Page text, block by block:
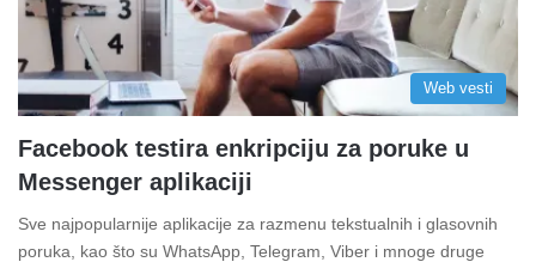
Web vesti
Facebook testira enkripciju za poruke u
Messenger aplikaciji
Sve najpopularnije aplikacije za razmenu tekstualnih i glasovnih
poruka, kao što su WhatsApp, Telegram, Viber i mnoge druge